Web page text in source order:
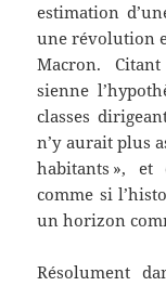
estimation
une révolution
Macron.
sienne
classes
n’y aurait plus
habitants »,
comme si
un horizon
Résolument